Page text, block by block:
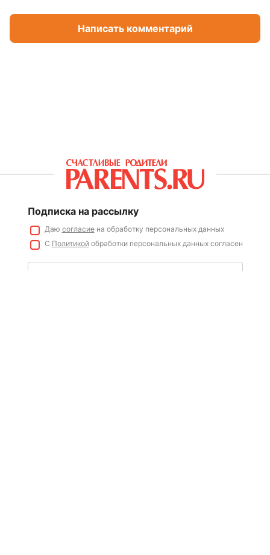
Написать комментарий
Подписка на рассылку
Даю согласиена обработку персональных данных
С Политикойобработки персональных данных согласен